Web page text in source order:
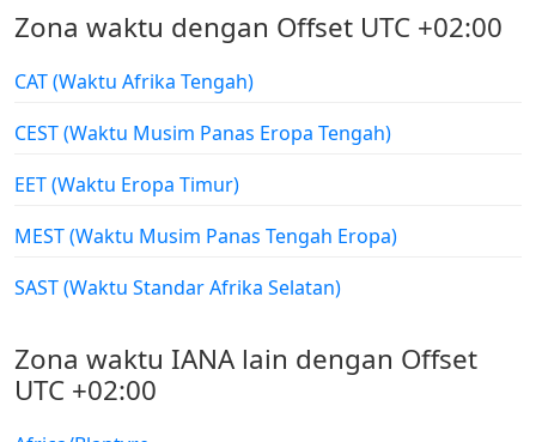
Zona waktu dengan Offset UTC +02:00
CAT (Waktu Afrika Tengah)
CEST (Waktu Musim Panas Eropa Tengah)
EET (Waktu Eropa Timur)
MEST (Waktu Musim Panas Tengah Eropa)
SAST (Waktu Standar Afrika Selatan)
Zona waktu IANA lain dengan Offset
UTC +02:00